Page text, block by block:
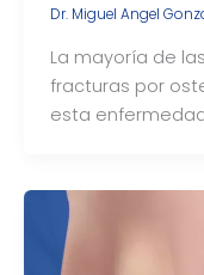
Dr. Miguel Angel
La mayoría de
fracturas por
esta